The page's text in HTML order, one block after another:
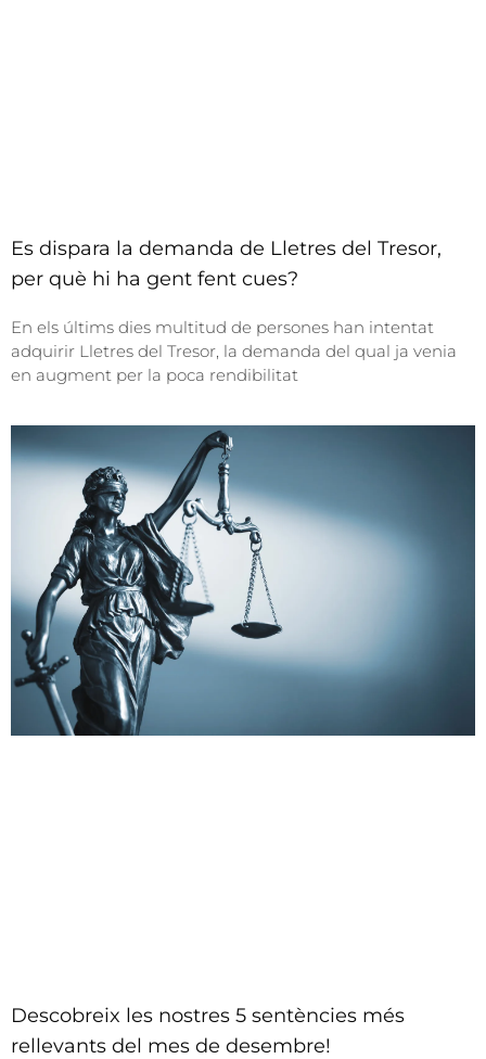
Es dispara la demanda de Lletres del Tresor,
per què hi ha gent fent cues?
En els últims dies multitud de persones han intentat
adquirir Lletres del Tresor, la demanda del qual ja venia
en augment per la poca rendibilitat
Descobreix les nostres 5 sentències més
rellevants del mes de desembre!